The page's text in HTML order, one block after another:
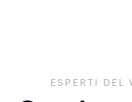
ESPERTI